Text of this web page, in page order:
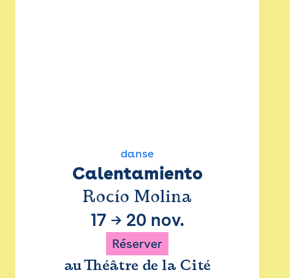
danse
Calentamiento
Rocío Molina
17 → 20 nov.
Réserver
au Théâtre de la Cité